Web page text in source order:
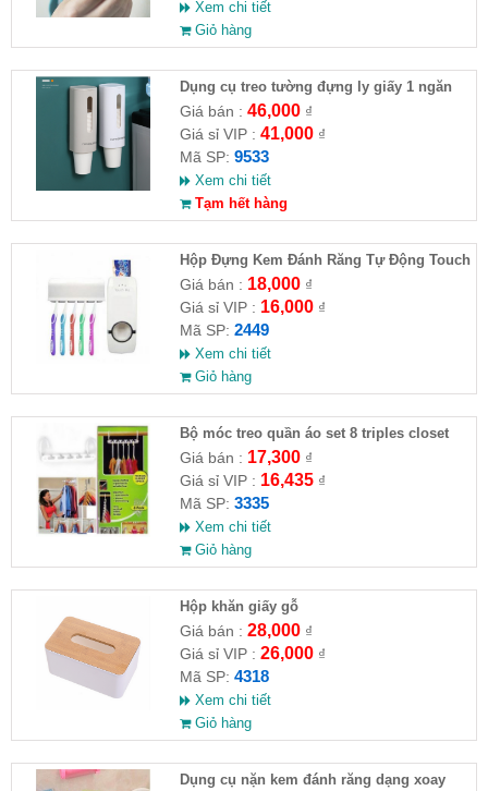
Xem chi tiết
Giỏ hàng
Dụng cụ treo tường đựng ly giấy 1 ngăn
Giá bán : 46,000₫
Giá sỉ VIP : 41,000₫
Mã SP: 9533
Xem chi tiết
Tạm hết hàng
Hộp Đựng Kem Đánh Răng Tự Động Touch
Me
Giá bán : 18,000₫
Giá sỉ VIP : 16,000₫
Mã SP: 2449
Xem chi tiết
Giỏ hàng
Bộ móc treo quần áo set 8 triples closet
space
Giá bán : 17,300₫
Giá sỉ VIP : 16,435₫
Mã SP: 3335
Xem chi tiết
Giỏ hàng
Hộp khăn giấy gỗ
Giá bán : 28,000₫
Giá sỉ VIP : 26,000₫
Mã SP: 4318
Xem chi tiết
Giỏ hàng
Dụng cụ nặn kem đánh răng dạng xoay